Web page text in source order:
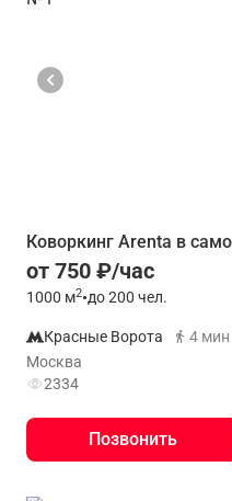
Коворкинг Arenta в
от 750 ₽/час
1000 м2•до 200 чел.
Красные Ворота
4 мин
Москва
2334
Позвонить